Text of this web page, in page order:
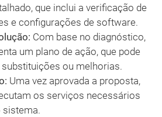
que inclui a verificação de
e configurações de software.
Com base no diagnóstico,
um plano de ação, que pode
ou melhorias.
Uma vez aprovada a proposta,
os serviços necessários
sistema.